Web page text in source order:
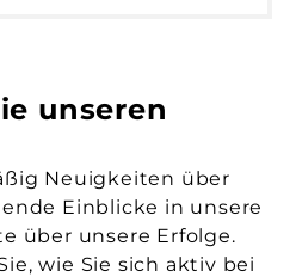
unseren
Neuigkeiten über
Einblicke in unsere
über unsere Erfolge.
wie Sie sich aktiv bei